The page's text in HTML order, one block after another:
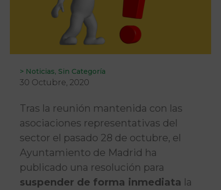
> Noticias, Sin Categoría
30 Octubre, 2020
Tras la reunión mantenida con las
asociaciones representativas del
sector el pasado 28 de octubre, el
Ayuntamiento de Madrid ha
publicado una resolución para
suspender de forma inmediata la